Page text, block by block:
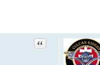
Citovať príspevok